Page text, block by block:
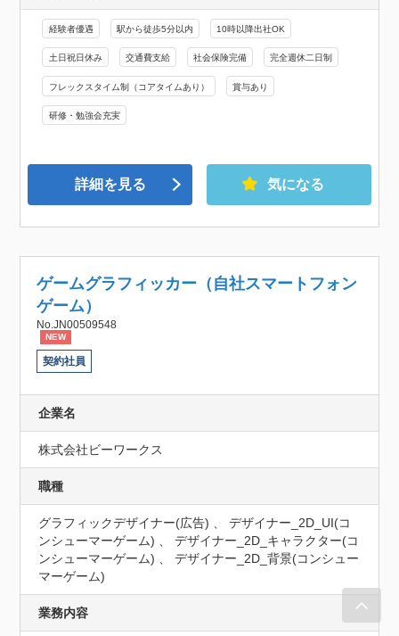
経験者優遇 駅から徒歩5分以内 10時以降出社OK
土日祝日休み 交通費支給 社会保険完備 完全週休二日制
フレックスタイム制（コアタイムあり） 賞与あり
研修・勉強会充実
詳細を見る 気になる
ゲームグラフィッカー（自社スマートフォン
ゲーム）
No.JN00509548
NEW
契約社員
企業名
株式会社ビーワークス
職種
グラフィックデザイナー(広告) 、 デザイナー_2D_UI(コ
ンシューマーゲーム) 、 デザイナー_2D_キャラクター(コ
ンシューマーゲーム) 、 デザイナー_2D_背景(コンシュー
マーゲーム)
業務内容